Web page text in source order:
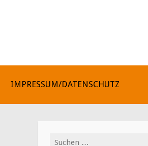
IMPRESSUM/DATENSCHUTZ
Suchen